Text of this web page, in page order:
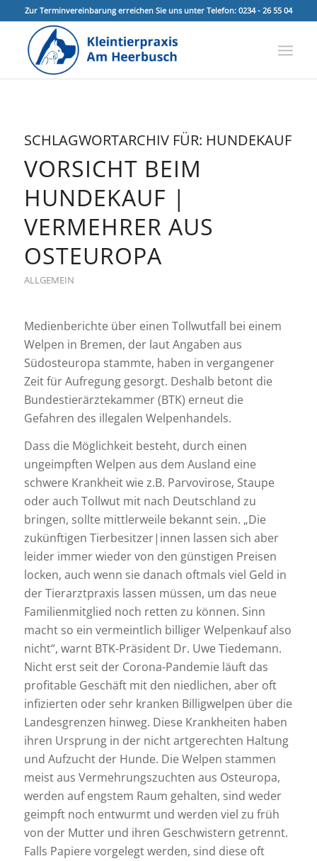
Zur Terminvereinbarung erreichen Sie uns unter Telefon: 0234 - 26 55 04
SCHLAGWORTARCHIV FÜR: HUNDEKAUF
VORSICHT BEIM
HUNDEKAUF |
VERMEHRER AUS
OSTEUROPA
ALLGEMEIN
Medienberichte über einen Tollwutfall bei einem
Welpen in Bremen, der laut Angaben aus
Südosteuropa stammte, haben in vergangener
Zeit für Aufregung gesorgt. Deshalb betont die
Bundestierärztekammer (BTK) erneut die
Gefahren des illegalen Welpenhandels.
Dass die Möglichkeit besteht, durch einen
ungeimpften Welpen aus dem Ausland eine
schwere Krankheit wie z.B. Parvovirose, Staupe
oder auch Tollwut mit nach Deutschland zu
bringen, sollte mittlerweile bekannt sein. „Die
zukünftigen Tierbesitzer|innen lassen sich aber
leider immer wieder von den günstigen Preisen
locken, auch wenn sie danach oftmals viel Geld in
der Tierarztpraxis lassen müssen, um das neue
Familienmitglied noch retten zu können. Sinn
macht so ein vermeintlich billiger Welpenkauf also
nicht“, warnt BTK-Präsident Dr. Uwe Tiedemann.
Nicht erst seit der Corona-Pandemie läuft das
profitable Geschäft mit den niedlichen, aber oft
infizierten oder sehr kranken Billigwelpen über die
Landesgrenzen hinweg. Diese Krankheiten haben
ihren Ursprung in der nicht artgerechten Haltung
und Aufzucht der Hunde. Die Welpen stammen
meist aus Vermehrungszuchten aus Osteuropa,
werden auf engstem Raum gehalten, sind weder
geimpft noch entwurmt und werden viel zu früh
von der Mutter und ihren Geschwistern getrennt.
Falls Papiere vorgelegt werden, sind diese oft